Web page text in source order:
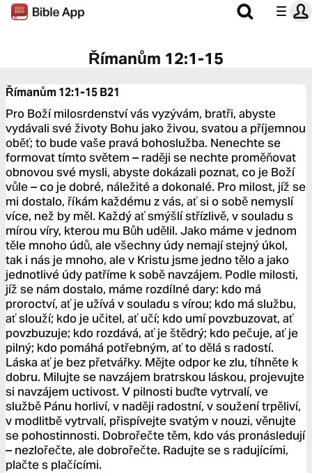
Římanům 12:1-15
Římanům 12:1-15B21
Pro Boží milosrdenství vás vyzývám, bratři, abyste
vydávali své životy Bohu jako živou, svatou a příjemnou
oběť; to bude vaše pravá bohoslužba. Nenechte se
formovat tímto světem – raději se nechte proměňovat
obnovou své mysli, abyste dokázali poznat, co je Boží
vůle – co je dobré, náležité a dokonalé. Pro milost, jíž se
mi dostalo, říkám každému z vás, ať si o sobě nemyslí
více, než by měl. Každý ať smýšlí střízlivě, v souladu s
mírou víry, kterou mu Bůh udělil. Jako máme v jednom
těle mnoho údů, ale všechny údy nemají stejný úkol,
tak i nás je mnoho, ale v Kristu jsme jedno tělo a jako
jednotlivé údy patříme k sobě navzájem. Podle milosti,
jíž se nám dostalo, máme rozdílné dary: kdo má
proroctví, ať je užívá v souladu s vírou; kdo má službu,
ať slouží; kdo je učitel, ať učí; kdo umí povzbuzovat, ať
povzbuzuje; kdo rozdává, ať je štědrý; kdo pečuje, ať je
pilný; kdo pomáhá potřebným, ať to dělá s radostí.
Láska ať je bez přetvářky. Mějte odpor ke zlu, tíhněte k
dobru. Milujte se navzájem bratrskou láskou, projevujte
si navzájem uctivost. V pilnosti buďte vytrvalí, ve
službě Pánu horliví, v naději radostní, v soužení trpěliví,
v modlitbě vytrvalí, přispívejte svatým v nouzi, věnujte
se pohostinnosti. Dobrořečte těm, kdo vás pronásledují
– nezlořečte, ale dobrořečte. Radujte se s radujícími,
plačte s plačícími.